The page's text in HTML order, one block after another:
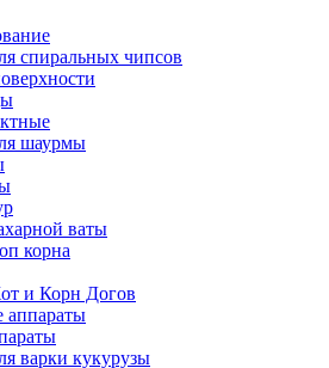
спиральных чипсов
шаурмы
ваты
корна
и Корн Догов
аппараты
варки кукурузы